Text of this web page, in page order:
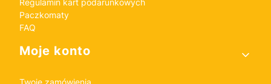
Paczkomaty
FAQ
Moje konto
Twoje zamówienia